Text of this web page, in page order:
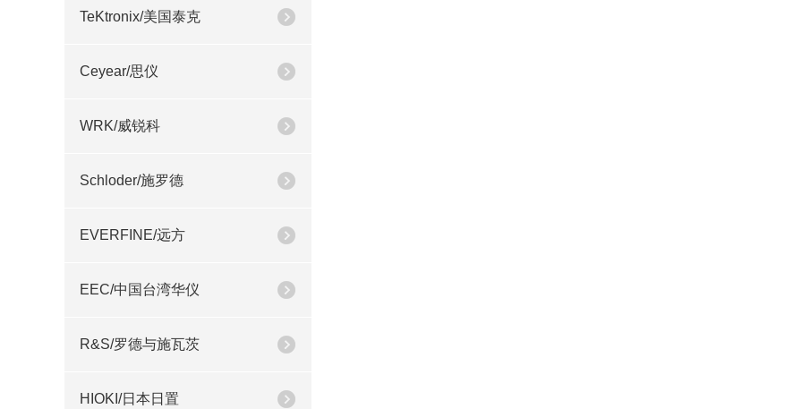
TeKtronix/美国泰克
Ceyear/思仪
WRK/威锐科
Schloder/施罗德
EVERFINE/远方
EEC/中国台湾华仪
R&S/罗德与施瓦茨
HIOKI/日本日置